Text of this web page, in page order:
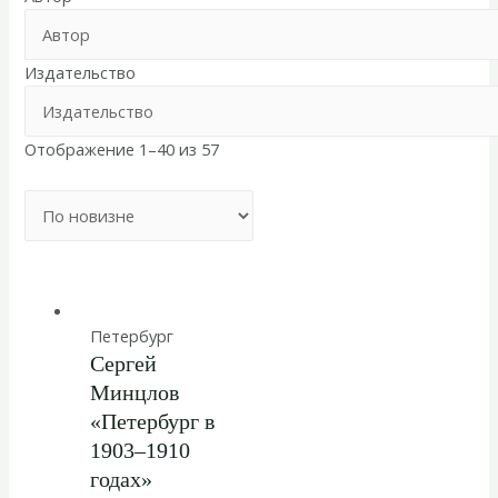
Издательство
Отображение 1–40 из 57
Петербург
Сергей
Минцлов
«Петербург в
1903–1910
годах»